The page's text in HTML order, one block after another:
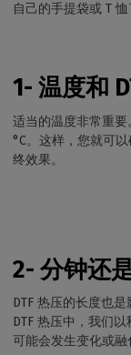
自己的手提袋或 T 恤
1- 温度和
适当的温度非常重
°C。这样，您就可
终效果。
2- 分钟还
DTF 热压的长度也
DTF 热压中，我们
可能会发生变化或融